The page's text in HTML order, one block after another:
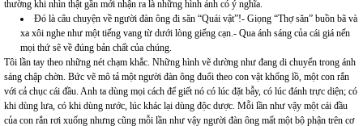
thường khi nhìn thật gần mới nhận ra là những hình ảnh có ý nghĩa.
Đó là câu chuyện về người đàn ông đi săn “Quái vật”!- Giọng “Thợ săn” buồn bã và
xa xôi nghe như một tiếng vang từ dưới lòng giếng cạn.- Qua ánh sáng của cái giá nến
mọi thứ sẽ về đúng bản chất của chúng.
Tôi lần tay theo những nét chạm khắc. Những hình vẽ dường như đang di chuyển trong ánh
sáng chập chờn. Bức vẽ mô tả một người đàn ông đuổi theo con vật khổng lồ, một con rắn
với cả chục cái đầu. Anh ta dùng mọi cách để giết nó có lúc đặt bẫy, có lúc đánh trực diện; có
khi dùng lưa, có khi dùng nước, lúc khác lại dùng độc dược. Mỗi lần như vậy một cái đầu
của con rắn rơi xuống nhưng cũng mỗi lần như vậy người đàn ông mất một bộ phận trên cơ